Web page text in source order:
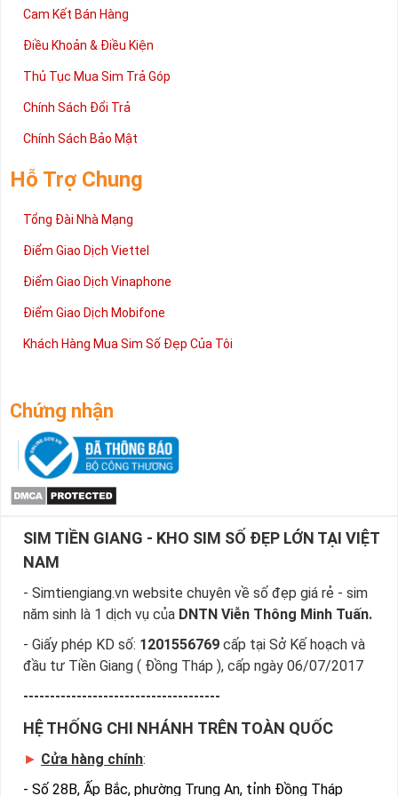
Cam Kết Bán Hàng
Điều Khoản & Điều Kiện
Thủ Tục Mua Sim Trả Góp
Chính Sách Đổi Trả
Chính Sách Bảo Mật
Hỗ Trợ Chung
Tổng Đài Nhà Mạng
Điểm Giao Dịch Viettel
Điểm Giao Dịch Vinaphone
Điểm Giao Dịch Mobifone
Khách Hàng Mua Sim Số Đẹp Của Tôi
Chứng nhận
SIM TIỀN GIANG - KHO SIM SỐ ĐẸP LỚN TẠI VIỆT
NAM
- Simtiengiang.vn website chuyên về số đẹp giá rẻ - sim
năm sinh là 1 dịch vụ của DNTN Viễn Thông Minh Tuấn.
- Giấy phép KD số: 1201556769 cấp tại Sở Kế hoạch và
đầu tư Tiền Giang ( Đồng Tháp ), cấp ngày 06/07/2017
-------------------------------------
HỆ THỐNG CHI NHÁNH TRÊN TOÀN QUỐC
► Cửa hàng chính:
- Số 28B, Ấp Bắc, phường Trung An, tỉnh Đồng Tháp